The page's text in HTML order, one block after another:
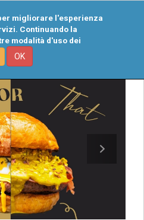
migliorare l'esperienza
Continuando la
modalità d'uso dei
OK